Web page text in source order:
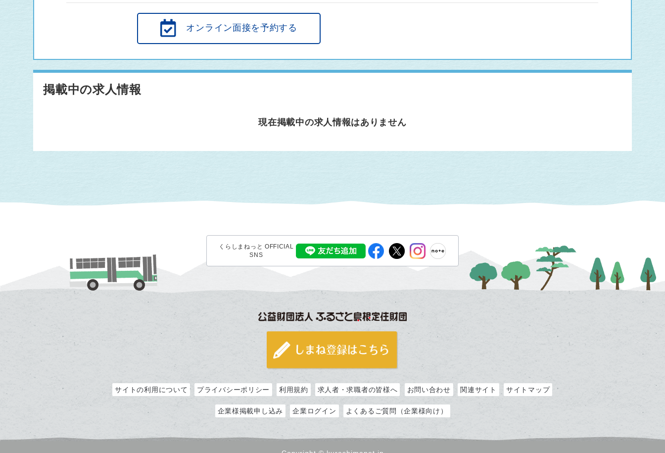
オンライン面接を予約する
掲載中の求人情報
現在掲載中の求人情報はありません
くらしまねっと OFFICIAL
SNS
サイトの利用について プライバシーポリシー 利用規約 求人者・求職者の皆様へ お問い合わせ 関連サイト サイトマップ
企業様掲載申し込み 企業ログイン よくあるご質問（企業様向け）